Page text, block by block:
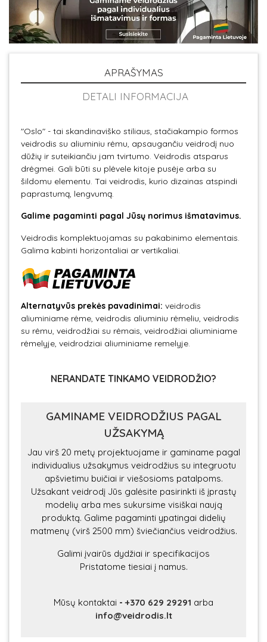
APRAŠYMAS
DETALI INFORMACIJA
"Oslo" - tai skandinaviško stiliaus, stačiakampio formos
veidrodis su aliuminiu rėmu, apsaugančiu veidrodį nuo
dūžių ir suteikiančiu jam tvirtumo. Veidrodis atsparus
drėgmei. Gali būti su plėvele kitoje pusėje arba su
šildomu elementu. Tai veidrodis, kurio dizainas atspindi
paprastumą, lengvumą.
Galime pagaminti pagal Jūsų norimus išmatavimus.
Veidrodis komplektuojamas su pakabinimo elementais.
Galima kabinti horizontaliai ar vertikaliai.
Alternatyvūs prekės pavadinimai: veidrodis
aliuminiame rėme, veidrodis aliuminiu rėmeliu, veidrodis
su rėmu, veidrodžiai su rėmais, veidrodžiai aliuminiame
rėmelyje, veidrodziai aliuminiame remelyje.
NERANDATE TINKAMO VEIDRODŽIO?
GAMINAME VEIDRODŽIUS PAGAL
UŽSAKYMĄ
Jau virš 20 metų projektuojame ir gaminame pagal
individualius užsakymus veidrodžius su integruotu
apšvietimu buičiai ir viešosioms patalpoms.
Užsakant veidrodį Jūs galėsite pasirinkti iš įprastų
modelių arba mes sukursime visiškai naują
produktą. Galime pagaminti ypatingai didelių
matmenų (virš 2500 mm) šviečiančius veidrodžius.
Galimi įvairūs dydžiai ir specifikacijos
Pristatome tiesiai į namus.
Mūsų kontaktai -+370 629 29291 arba
info@veidrodis.lt